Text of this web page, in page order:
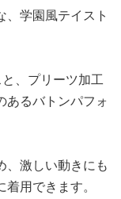
学園風テイスト
、プリーツ加工
あるバトンパフォ
、激しい動きにも
用できます。